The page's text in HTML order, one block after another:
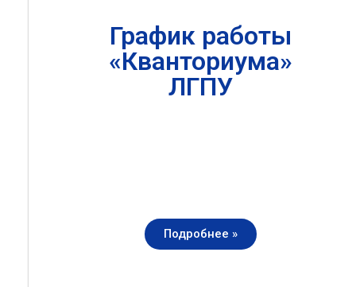
График работы
«Кванториума»
ЛГПУ
Подробнее »